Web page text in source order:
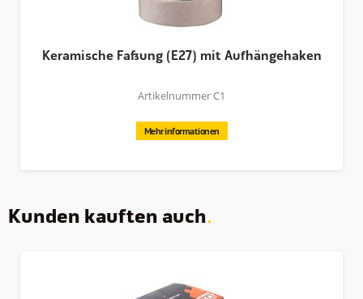
Keramische Fassung (E27) mit Aufhängehaken
Artikelnummer C1
Mehr informationen
Kunden kauften auch